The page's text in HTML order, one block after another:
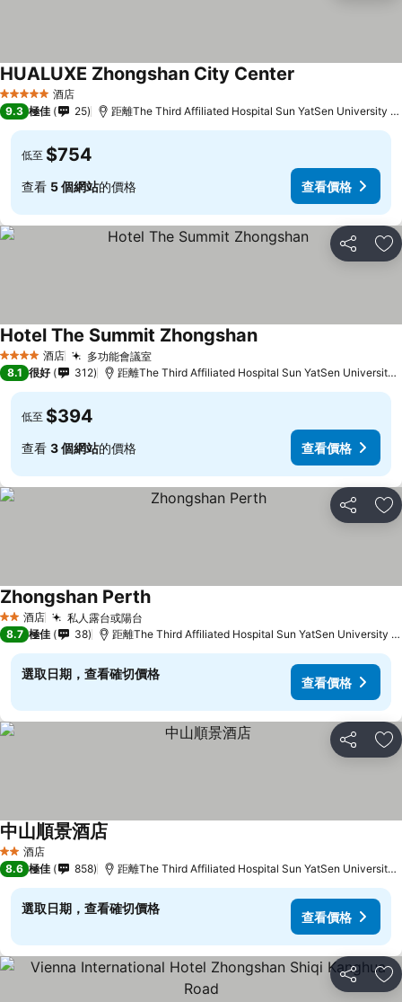
5 星級 酒店
HUALUXE Zhongshan City Center
9.3 極佳 25 距離The Third Affiliated Hospital Sun YatSen University
低至 $754
查看 5 個網站的價格 查看價格
分享 放
4 星級 酒店 多功能會議室查看價格
Hotel The Summit Zhongshan查看價格
8.1 很好 312 距離The Third Affiliated Hospital Sun YatSen University
低至 $394
查看 3 個網站的價格 查看價格
分享 放
2 星級酒店 私人露台或陽台
Zhongshan Perth查看價格
8.7 極佳 38 距離The Third Affiliated Hospital Sun YatSen University
選取日期，查看確切價格
查看價格
分享 放
2 星級酒店
中山順景酒店
8.6 極佳 858 距離The Third Affiliated Hospital Sun YatSen University
選取日期，查看確切價格
查看價格
分享 放